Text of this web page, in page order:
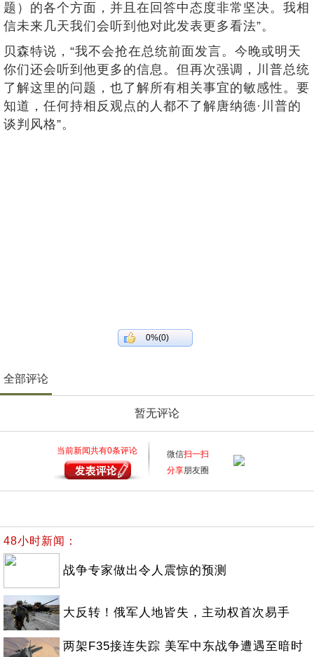
题）的各个方面，并且在回答中态度非常坚决。我相
信未来几天我们会听到他对此发表更多看法”。
贝森特说，“我不会抢在总统前面发言。今晚或明天
你们还会听到他更多的信息。但再次强调，川普总统
了解这里的问题，也了解所有相关事宜的敏感性。要
知道，任何持相反观点的人都不了解唐纳德·川普的
谈判风格”。
0%(0)
全部评论
暂无评论
当前新闻共有0条评论 微信扫一扫
分享朋友圈
48小时新闻：
战争专家做出令人震惊的预测
大反转！俄军人地皆失，主动权首次易手
两架F35接连失踪 美军中东战争遭遇至暗时